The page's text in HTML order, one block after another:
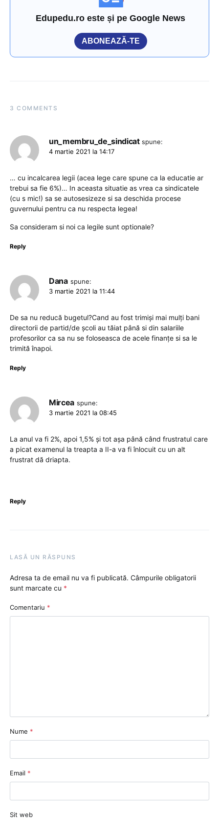
Edupedu.ro este și pe Google News
ABONEAZĂ-TE
3 COMMENTS
un_membru_de_sindicat spune:
4 martie 2021 la 14:17
… cu incalcarea legii (acea lege care spune ca la educatie ar
trebui sa fie 6%)… In aceasta situatie as vrea ca sindicatele
(cu s mic!) sa se autosesizeze si sa deschida procese
guvernului pentru ca nu respecta legea!
Sa consideram si noi ca legile sunt optionale?
Reply
Dana spune:
3 martie 2021 la 11:44
De sa nu reducă bugetul?Cand au fost trimiși mai mulți bani
directorii de partid/de școli au tăiat până si din salariile
profesorilor ca sa nu se foloseasca de acele finanțe si sa le
trimită înapoi.
Reply
Mircea spune:
3 martie 2021 la 08:45
La anul va fi 2%, apoi 1,5% și tot așa până când frustratul care
a picat examenul la treapta a II-a va fi înlocuit cu un alt
frustrat dă driapta.
Reply
LASĂ UN RĂSPUNS
Adresa ta de email nu va fi publicată. Câmpurile obligatorii
sunt marcate cu *
Comentariu *
Nume *
Email *
Sit web